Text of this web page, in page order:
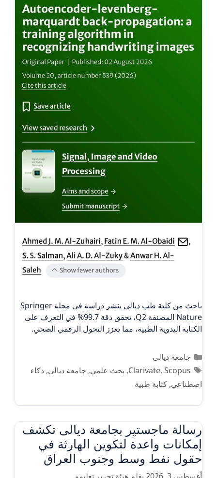
باحث من كلية طب ديالى ينشر دراسة في مجلة Springer
Nature المصنفة Q2، تحقق دقة 99.7% في التعرف على
الكتابة اليدوية الطبية، مما يعزز التحول الرقمي الصحي.
التصنيفات
جامعة ديالى
الوسوم
Clarivate,Scopus
, بحث علمي, جامعة ديالى, ذكاء
اصطناعي, كتابة طبية
رسالة ماجستير بجامعة ديالى تكشف
إمكانات واعدة لتكوين الهارثة في
حقول نفط وسط وجنوب العراق